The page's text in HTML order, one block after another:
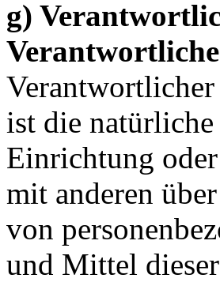
g)
ist die
Einrichtung
mit anderen
von
und Mittel